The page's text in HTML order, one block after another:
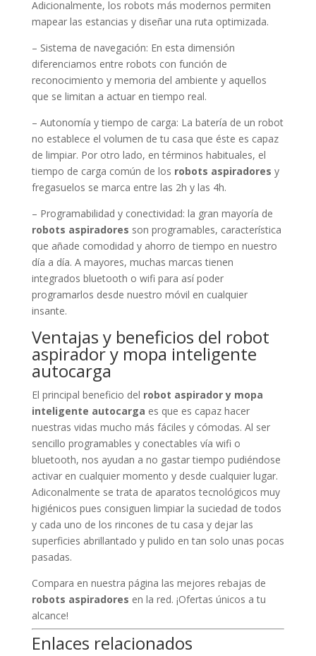
Adicionalmente, los robots más modernos permiten
mapear las estancias y diseñar una ruta optimizada.
– Sistema de navegación: En esta dimensión
diferenciamos entre robots con función de
reconocimiento y memoria del ambiente y aquellos
que se limitan a actuar en tiempo real.
– Autonomía y tiempo de carga: La batería de un robot
no establece el volumen de tu casa que éste es capaz
de limpiar. Por otro lado, en términos habituales, el
tiempo de carga común de los robots aspiradores y
fregasuelos se marca entre las 2h y las 4h.
– Programabilidad y conectividad: la gran mayoría de
robots aspiradores son programables, característica
que añade comodidad y ahorro de tiempo en nuestro
día a día. A mayores, muchas marcas tienen
integrados bluetooth o wifi para así poder
programarlos desde nuestro móvil en cualquier
insante.
Ventajas y beneficios del robot
aspirador y mopa inteligente
autocarga
El principal beneficio del robot aspirador y mopa
inteligente autocarga es que es capaz hacer
nuestras vidas mucho más fáciles y cómodas. Al ser
sencillo programables y conectables vía wifi o
bluetooth, nos ayudan a no gastar tiempo pudiéndose
activar en cualquier momento y desde cualquier lugar.
Adiconalmente se trata de aparatos tecnológicos muy
higiénicos pues consiguen limpiar la suciedad de todos
y cada uno de los rincones de tu casa y dejar las
superficies abrillantado y pulido en tan solo unas pocas
pasadas.
Compara en nuestra página las mejores rebajas de
robots aspiradores en la red. ¡Ofertas únicos a tu
alcance!
Enlaces relacionados